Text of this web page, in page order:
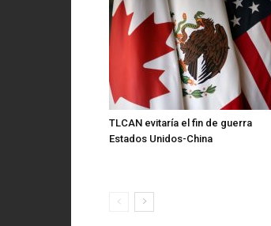
TLCAN evitaría el fin de guerra
Estados Unidos-China